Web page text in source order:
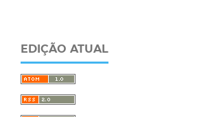
EDIÇÃO ATUAL